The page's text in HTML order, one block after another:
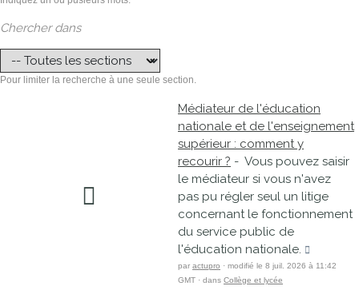
Chercher dans
Pour limiter la recherche à une seule section.
Médiateur de l'éducation
nationale et de l'enseignement
supérieur : comment y
recourir ? - Vous pouvez saisir
le médiateur si vous n'avez
pas pu régler seul un litige
concernant le fonctionnement
du service public de
l'éducation nationale.
par actupro · modifié le 8 juil. 2026 à 11:42
GMT · dans Collège et lycée